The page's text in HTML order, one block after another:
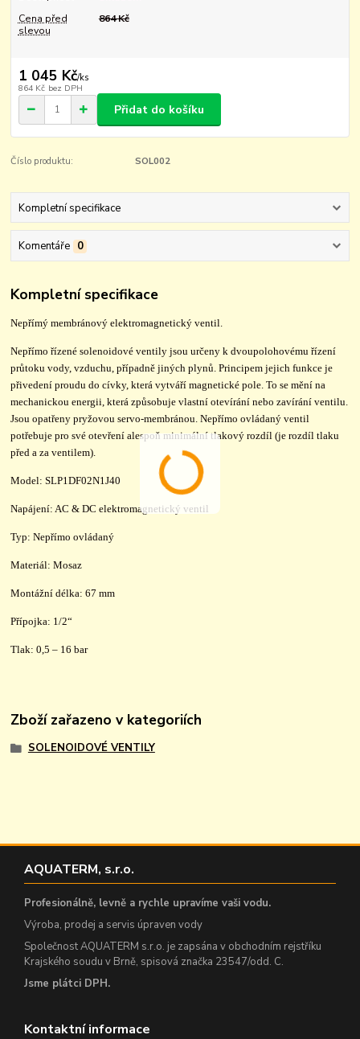
Cena před
slevou
864 Kč
1 045 Kč/ks
864 Kč bez DPH
Přidat do košíku
Číslo produktu: SOL002
Kompletní specifikace
Komentáře 0
Kompletní specifikace
Nepřímý membránový elektromagnetický ventil.
Nepřímo řízené solenoidové ventily jsou určeny k dvoupolohovému řízení
průtoku vody, vzduchu, případně jiných plynů. Principem jejich funkce je
přivedení proudu do cívky, která vytváří magnetické pole. To se mění na
mechanickou energii, která způsobuje vlastní otevírání nebo zavírání ventilu.
Jsou opatřeny pryžovou servo-membránou. Nepřímo ovládaný ventil
potřebuje pro své otevření alespoň minimální tlakový rozdíl (je rozdíl tlaku
před a za ventilem).
Model: SLP1DF02N1J40
Napájení: AC & DC elektromagnetický ventil
Typ: Nepřímo ovládaný
Materiál: Mosaz
Montážní délka: 67 mm
Přípojka: 1/2“
Tlak: 0,5 – 16 bar
Zboží zařazeno v kategoriích
SOLENOIDOVÉ VENTILY
AQUATERM, s.r.o.
Profesionálně, levně a rychle upravíme vaši vodu.
Výroba, prodej a servis úpraven vody
Společnost AQUATERM s.r.o. je zapsána v obchodním rejstříku
Krajského soudu v Brně, spisová značka 23547/odd. C.
Jsme plátci DPH.
Kontaktní informace